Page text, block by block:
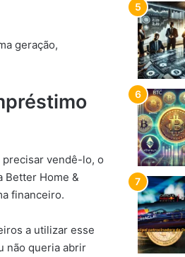
geração,
precisar vendê-lo, o
Better Home &
financeiro.
a utilizar esse
não queria abrir